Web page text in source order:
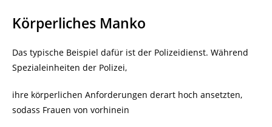
Körperliches Manko
Das typische Beispiel dafür ist der Polizeidienst. Während
Spezialeinheiten der Polizei,
ihre körperlichen Anforderungen derart hoch ansetzten,
sodass Frauen von vorhinein